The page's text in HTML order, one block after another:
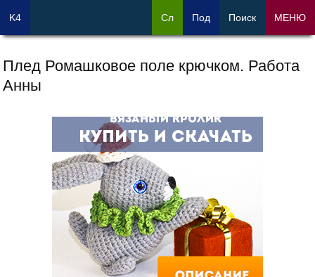
Плед Ромашковое поле крючком. Работа
Анны
K4 Сл Под Поиск МЕНЮ